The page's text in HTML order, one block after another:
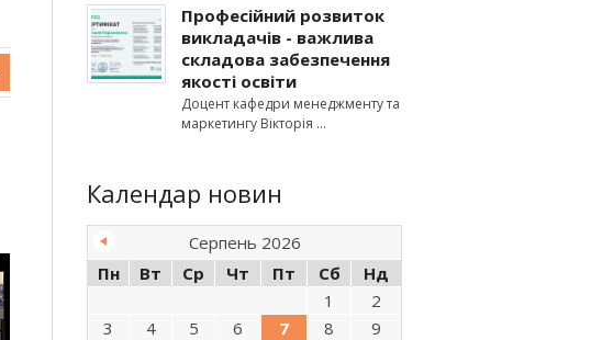
Професійний розвиток
викладачів - важлива
складова забезпечення
якості освіти
Доцент кафедри менеджменту та
маркетингу Вікторія
Календар новин
Серпень 2026
Пн
Вт Ср Чт Пт Сб
Нд
1
2
3
4 5 6 7 8
9